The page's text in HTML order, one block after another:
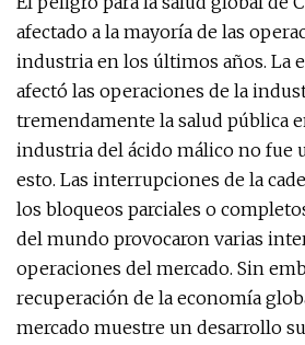
afectado a la mayoría de las
industria en los últimos años. La
afectó las operaciones de la
tremendamente la salud pública
industria del ácido málico no fue
esto. Las interrupciones de la
los bloqueos parciales o
del mundo provocaron varias
operaciones del mercado. Sin
recuperación de la economía
mercado muestre un desarrollo